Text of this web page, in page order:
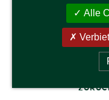
Höhe
Alle